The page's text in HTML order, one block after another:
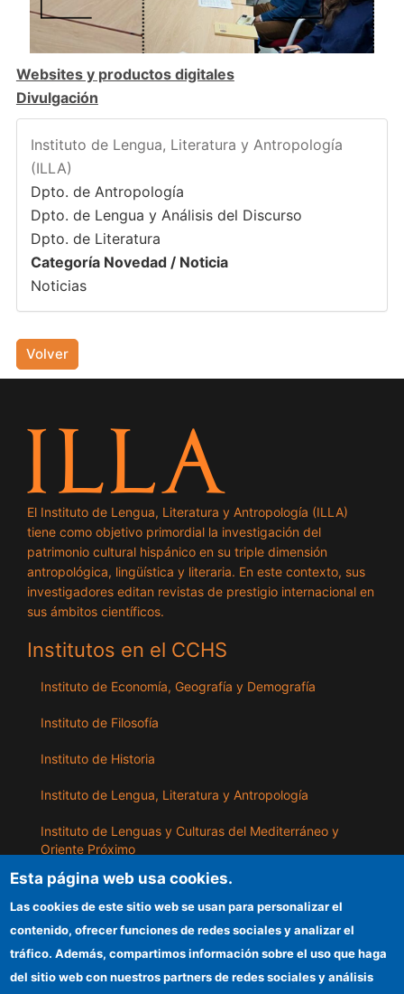
Websites y productos digitales
Divulgación
Instituto de Lengua, Literatura y Antropología
(ILLA)
Dpto. de Antropología
Dpto. de Lengua y Análisis del Discurso
Dpto. de Literatura
Categoría Novedad / Noticia
Noticias
Volver
El Instituto de Lengua, Literatura y Antropología (ILLA)
tiene como objetivo primordial la investigación del
patrimonio cultural hispánico en su triple dimensión
antropológica, lingüística y literaria. En este contexto, sus
investigadores editan revistas de prestigio internacional en
sus ámbitos científicos.
Institutos en el CCHS
Instituto de Economía, Geografía y Demografía
Instituto de Filosofía
Instituto de Historia
Instituto de Lengua, Literatura y Antropología
Instituto de Lenguas y Culturas del Mediterráneo y
Oriente Próximo
Instituto de Políticas y Bienes Públicos
ILLA
Sede electrónica CSIC
Esta página web usa cookies.
Las cookies de este sitio web se usan para personalizar el
contenido, ofrecer funciones de redes sociales y analizar el
tráfico. Además, compartimos información sobre el uso que haga
del sitio web con nuestros partners de redes sociales y análisis